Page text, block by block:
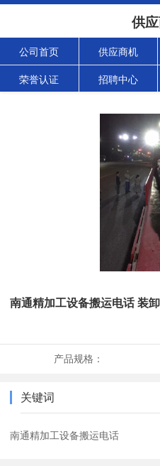
供
公司首页 供应商机
荣誉认证 招聘中心
南通精加工设备搬运电话 装
产品规格：
关键词
南通精加工设备搬运电话